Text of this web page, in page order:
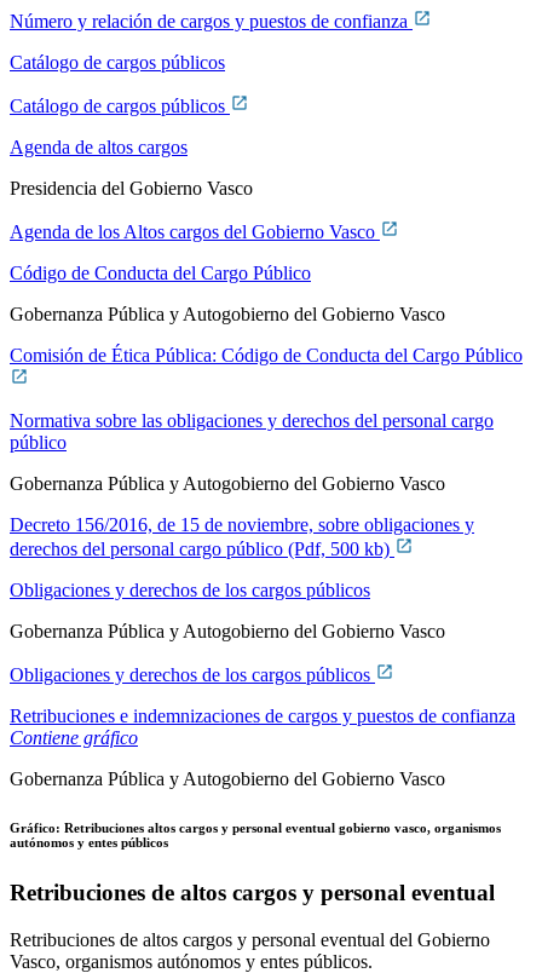
Número y relación de cargos y puestos de confianza
Catálogo de cargos públicos
Catálogo de cargos públicos
Agenda de altos cargos
Presidencia del Gobierno Vasco
Agenda de los Altos cargos del Gobierno Vasco
Código de Conducta del Cargo Público
Gobernanza Pública y Autogobierno del Gobierno Vasco
Comisión de Ética Pública: Código de Conducta del Cargo Público
Normativa sobre las obligaciones y derechos del personal cargo
público
Gobernanza Pública y Autogobierno del Gobierno Vasco
Decreto 156/2016, de 15 de noviembre, sobre obligaciones y
derechos del personal cargo público (Pdf, 500 kb)
Obligaciones y derechos de los cargos públicos
Gobernanza Pública y Autogobierno del Gobierno Vasco
Obligaciones y derechos de los cargos públicos
Retribuciones e indemnizaciones de cargos y puestos de confianza
Contiene gráfico
Gobernanza Pública y Autogobierno del Gobierno Vasco
Gráfico: Retribuciones altos cargos y personal eventual gobierno vasco, organismos
autónomos y entes públicos
Retribuciones de altos cargos y personal eventual
Retribuciones de altos cargos y personal eventual del Gobierno
Vasco, organismos autónomos y entes públicos.